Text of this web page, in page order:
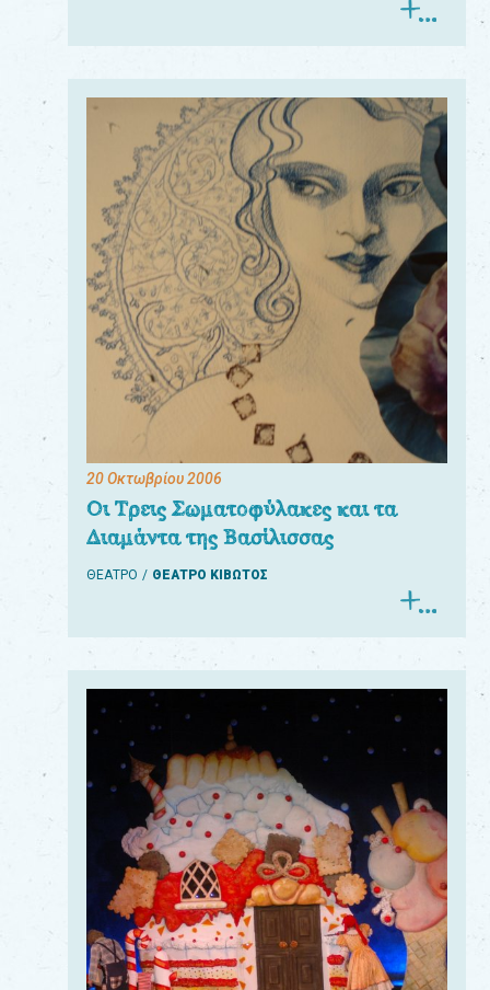
20 Οκτωβρίου 2006
Οι Τρεις Σωματοφύλακες και τα
Διαμάντα της Βασίλισσας
ΘΕΑΤΡΟ ΘΕΑΤΡΟ ΚΙΒΩΤΟΣ